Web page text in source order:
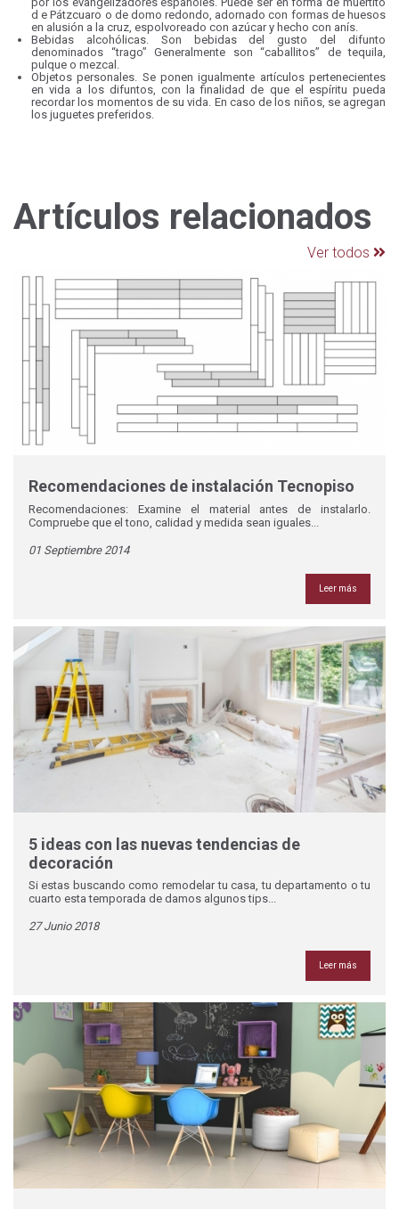
d e Pátzcuaro o de domo redondo, adornado con formas de huesos
en alusión a la cruz, espolvoreado con azúcar y hecho con anís.
Bebidas alcohólicas. Son bebidas del gusto del difunto
denominados “trago” Generalmente son “caballitos” de tequila,
pulque o mezcal.
Objetos personales. Se ponen igualmente artículos pertenecientes
en vida a los difuntos, con la finalidad de que el espíritu pueda
recordar los momentos de su vida. En caso de los niños, se agregan
los juguetes preferidos.
Artículos relacionados
Ver todos
Recomendaciones de instalación Tecnopiso
Recomendaciones: Examine el material antes de instalarlo.
Compruebe que el tono, calidad y medida sean iguales...
01 Septiembre 2014
Leer más
5 ideas con las nuevas tendencias de
decoración
Si estas buscando como remodelar tu casa, tu departamento o tu
cuarto esta temporada de damos algunos tips...
27 Junio 2018
Leer más